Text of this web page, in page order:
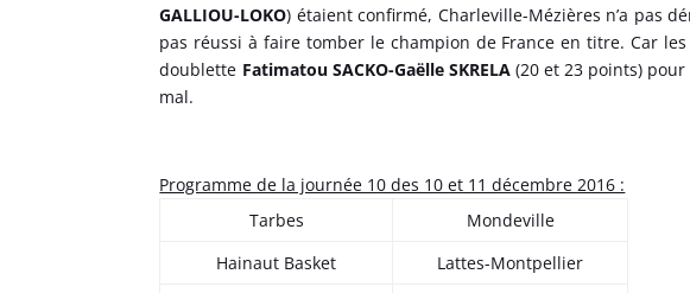
GALLIOU-LOKO) étaient confirmé, Charleville-Mézières n’a pas
pas réussi à faire tomber le champion de France en titre. Car les
doublette Fatimatou SACKO-Gaëlle SKRELA(20 et 23 points)
mal.
Programme de la journée 10 des 10 et 11 décembre 2016 :
Tarbes
Mondeville
Hainaut Basket
Lattes-Montpellier